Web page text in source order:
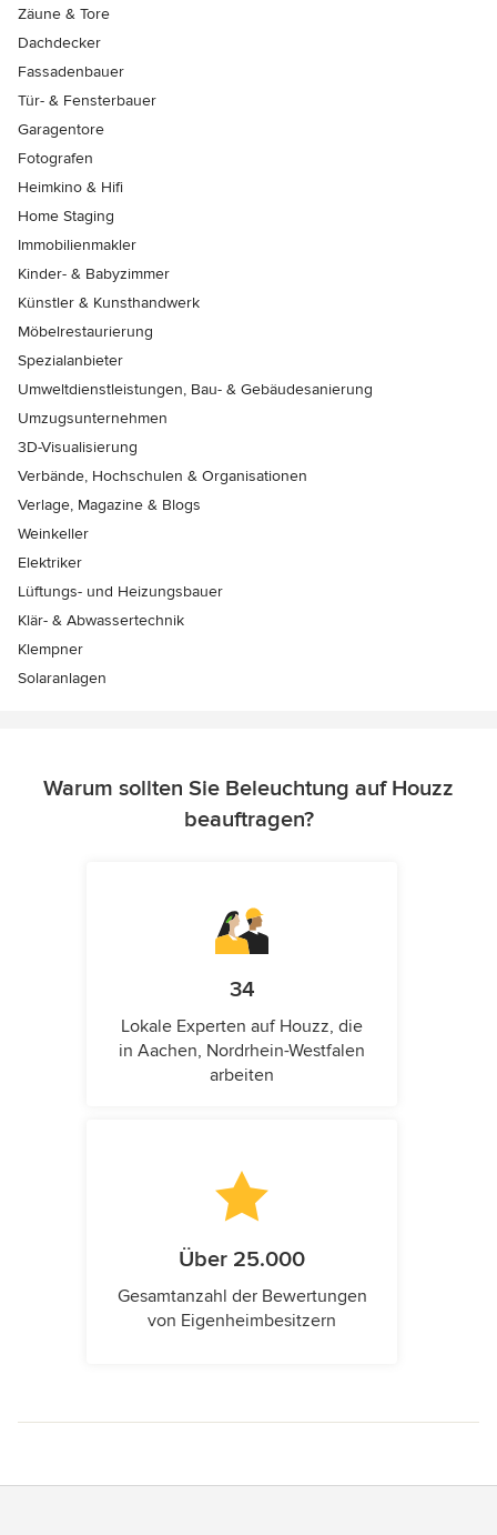
Zäune & Tore
Dachdecker
Fassadenbauer
Tür- & Fensterbauer
Garagentore
Fotografen
Heimkino & Hifi
Home Staging
Immobilienmakler
Kinder- & Babyzimmer
Künstler & Kunsthandwerk
Möbelrestaurierung
Spezialanbieter
Umweltdienstleistungen, Bau- & Gebäudesanierung
Umzugsunternehmen
3D-Visualisierung
Verbände, Hochschulen & Organisationen
Verlage, Magazine & Blogs
Weinkeller
Elektriker
Lüftungs- und Heizungsbauer
Klär- & Abwassertechnik
Klempner
Solaranlagen
Warum sollten Sie Beleuchtung auf Houzz
beauftragen?
34
Lokale Experten auf Houzz, die
in Aachen, Nordrhein-Westfalen
arbeiten
Über 25.000
Gesamtanzahl der Bewertungen
von Eigenheimbesitzern